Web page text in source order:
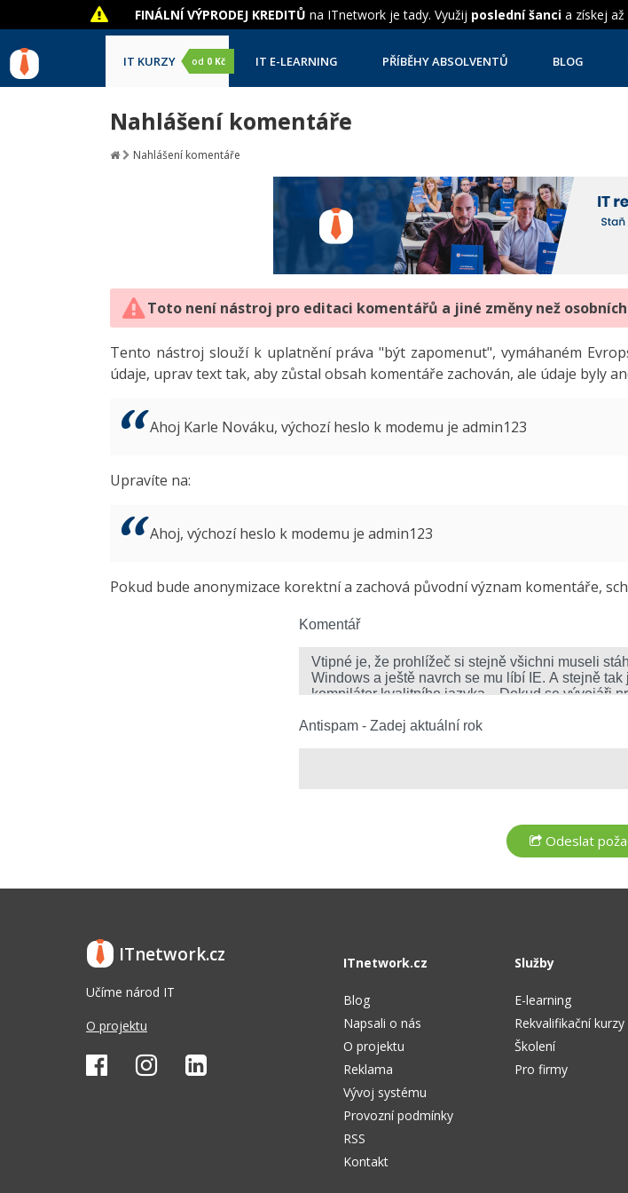
FINÁLNÍ VÝPRODEJ KREDITŮ na ITnetwork je tady. Využij poslední šanci a získej až
IT KURZY od 0 Kč IT E-LEARNING PŘÍBĚHY ABSOLVENTŮ BLOG
Nahlášení komentáře
Nahlášení komentáře
Toto není nástroj pro editaci komentářů a jiné změny než
Tento nástroj slouží k uplatnění práva "být zapomenut", vymáhaném
údaje, uprav text tak, aby zůstal obsah komentáře zachován, ale údaje byly
Ahoj Karle Nováku, výchozí heslo k modemu je admin123
Upravíte na:
Ahoj, výchozí heslo k modemu je admin123
Pokud bude anonymizace korektní a zachová původní význam komentáře,
Komentář
Antispam - Zadej aktuální rok
ITnetwork.cz
Učíme národ IT
O projektu
ITnetwork.cz
Blog
Napsali o nás
O projektu
Reklama
Vývoj systému
Provozní podmínky
RSS
Kontakt
Služby
E-learning
Rekvalifikační kurzy
Školení
Pro firmy